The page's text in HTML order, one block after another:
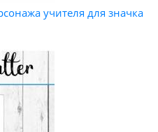
учителя для значка